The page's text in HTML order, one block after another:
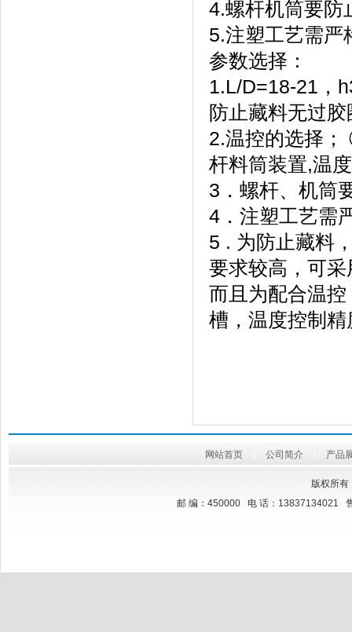
4.螺杆机筒要防
5.注塑工艺需严
参数选择：
1.L/D=18-21，
防止藏料无过
2.温控的选择
杆料筒装置,温
3．螺杆、机筒
4．注塑工艺需
5 . 为防止藏料
要求较高，可
而且为配合温
槽，温度控制
网站首页 公司简介 产品
版权所
邮 编：450000 电 话：13837134021